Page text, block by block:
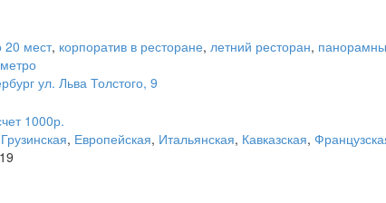
20 мест, корпоратив в ресторане, летний ресторан,
ул. Льва Толстого, 9
1000р.
Грузинская, Европейская, Итальянская, Кавказская,